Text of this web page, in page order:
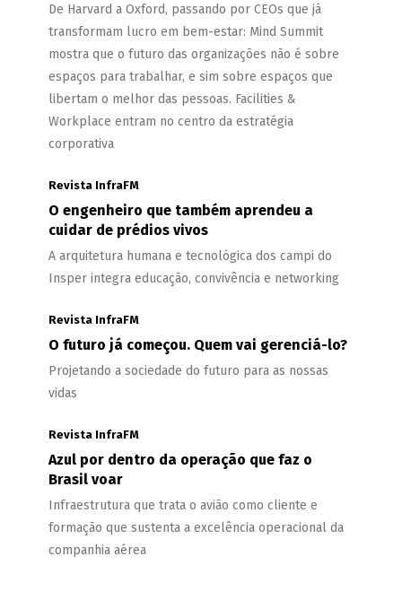
De Harvard a Oxford, passando por CEOs que já
transformam lucro em bem-estar: Mind Summit
mostra que o futuro das organizações não é sobre
espaços para trabalhar, e sim sobre espaços que
libertam o melhor das pessoas. Facilities &
Workplace entram no centro da estratégia
corporativa
Revista InfraFM
O engenheiro que também aprendeu a
cuidar de prédios vivos
A arquitetura humana e tecnológica dos campi do
Insper integra educação, convivência e networking
Revista InfraFM
O futuro já começou. Quem vai gerenciá-lo?
Projetando a sociedade do futuro para as nossas
vidas
Revista InfraFM
Azul por dentro da operação que faz o
Brasil voar
Infraestrutura que trata o avião como cliente e
formação que sustenta a excelência operacional da
companhia aérea